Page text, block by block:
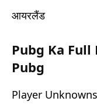
आयरलैंड
Pubg Ka
Pubg
Player